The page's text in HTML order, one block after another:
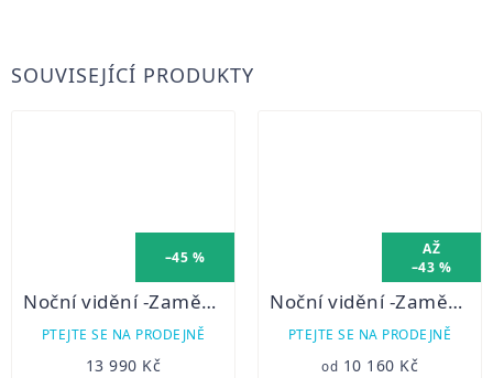
SOUVISEJÍCÍ PRODUKTY
–45 %
Noční vidění -Zaměřovač Pard NV008S 940nm LRF verze s dálkoměrem! (systém den/noc)
PTEJTE SE NA PRODEJNĚ
13 990 Kč
AŽ
–43 %
Noční vidění -Zaměřovač Pard NV008S 940nm (systém den/noc)
PTEJTE SE NA PRODEJNĚ
od 10 160 Kč